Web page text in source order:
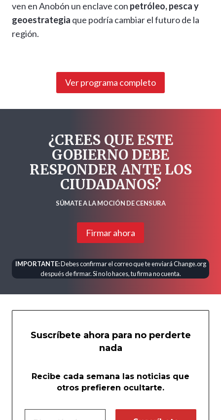
ven en Anobón un enclave con petróleo, pesca y
geoestrategia que podría cambiar el futuro de la
región.
Ver programa completo
¿CREES QUE ESTE
GOBIERNO DEBE
RESPONDER ANTE LOS
CIUDADANOS?
SÚMATE A LA MOCIÓN DE CENSURA
Firmar ahora
IMPORTANTE:Debes confirmar el correo que te enviará Change.org
después de firmar. Si no lo haces, tu firma no cuenta.
Suscríbete ahora para no perderte
nada
Recibe cada semana las noticias que
otros prefieren ocultarte.